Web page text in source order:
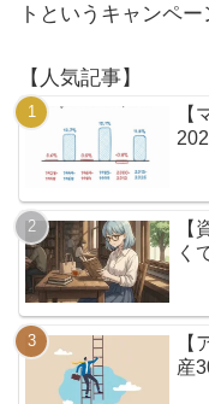
トというキャンペー
【人気記事】
く
産